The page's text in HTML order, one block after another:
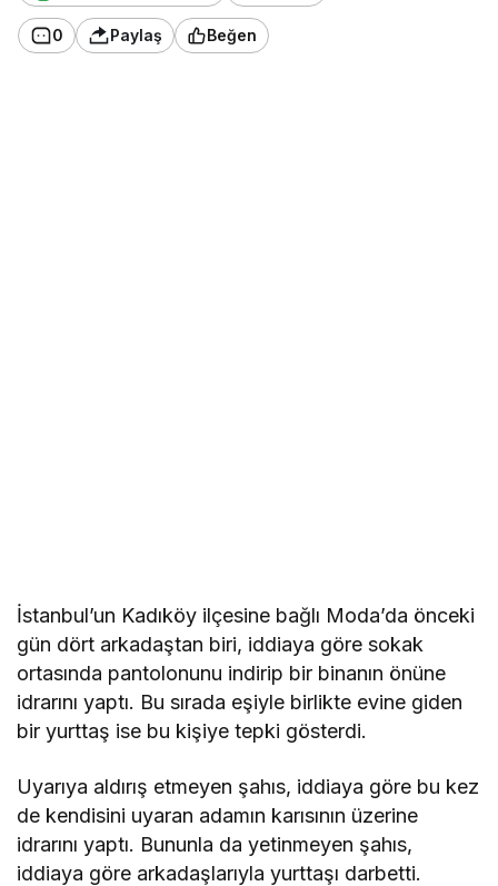
0 Paylaş Beğen
İstanbul’un Kadıköy ilçesine bağlı Moda’da önceki
gün dört arkadaştan biri, iddiaya göre sokak
ortasında pantolonunu indirip bir binanın önüne
idrarını yaptı. Bu sırada eşiyle birlikte evine giden
bir yurttaş ise bu kişiye tepki gösterdi.
Uyarıya aldırış etmeyen şahıs, iddiaya göre bu kez
de kendisini uyaran adamın karısının üzerine
idrarını yaptı. Bununla da yetinmeyen şahıs,
iddiaya göre arkadaşlarıyla yurttaşı darbetti.